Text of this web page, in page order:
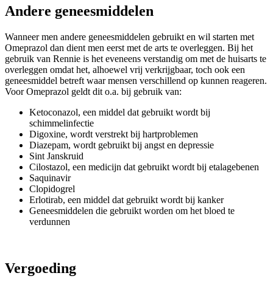
Andere geneesmiddelen
Wanneer men andere geneesmiddelen gebruikt en wil starten met
Omeprazol dan dient men eerst met de arts te overleggen. Bij het
gebruik van Rennie is het eveneens verstandig om met de huisarts te
overleggen omdat het, alhoewel vrij verkrijgbaar, toch ook een
geneesmiddel betreft waar mensen verschillend op kunnen reageren.
Voor Omeprazol geldt dit o.a. bij gebruik van:
Ketoconazol, een middel dat gebruikt wordt bij
schimmelinfectie
Digoxine, wordt verstrekt bij hartproblemen
Diazepam, wordt gebruikt bij angst en depressie
Sint Janskruid
Cilostazol, een medicijn dat gebruikt wordt bij etalagebenen
Saquinavir
Clopidogrel
Erlotirab, een middel dat gebruikt wordt bij kanker
Geneesmiddelen die gebruikt worden om het bloed te
verdunnen
Vergoeding